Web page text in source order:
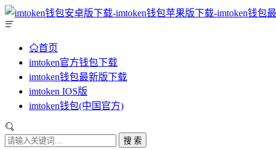
首页
imtoken官方钱包下载
imtoken钱包最新版下载
imtoken IOS版
imtoken钱包(中国官方)
搜 索